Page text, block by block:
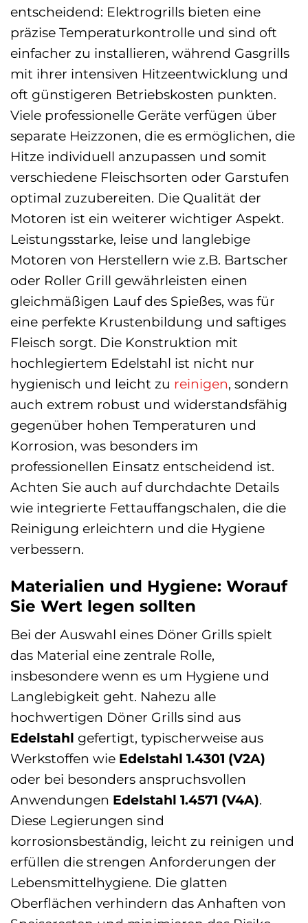
entscheidend: Elektrogrills bieten eine
präzise Temperaturkontrolle und sind oft
einfacher zu installieren, während Gasgrills
mit ihrer intensiven Hitzeentwicklung und
oft günstigeren Betriebskosten punkten.
Viele professionelle Geräte verfügen über
separate Heizzonen, die es ermöglichen, die
Hitze individuell anzupassen und somit
verschiedene Fleischsorten oder Garstufen
optimal zuzubereiten. Die Qualität der
Motoren ist ein weiterer wichtiger Aspekt.
Leistungsstarke, leise und langlebige
Motoren von Herstellern wie z.B. Bartscher
oder Roller Grill gewährleisten einen
gleichmäßigen Lauf des Spießes, was für
eine perfekte Krustenbildung und saftiges
Fleisch sorgt. Die Konstruktion mit
hochlegiertem Edelstahl ist nicht nur
hygienisch und leicht zu reinigen, sondern
auch extrem robust und widerstandsfähig
gegenüber hohen Temperaturen und
Korrosion, was besonders im
professionellen Einsatz entscheidend ist.
Achten Sie auch auf durchdachte Details
wie integrierte Fettauffangschalen, die die
Reinigung erleichtern und die Hygiene
verbessern.
Materialien und Hygiene: Worauf
Sie Wert legen sollten
Bei der Auswahl eines Döner Grills spielt
das Material eine zentrale Rolle,
insbesondere wenn es um Hygiene und
Langlebigkeit geht. Nahezu alle
hochwertigen Döner Grills sind aus
Edelstahl gefertigt, typischerweise aus
Werkstoffen wie Edelstahl 1.4301 (V2A)
oder bei besonders anspruchsvollen
Anwendungen Edelstahl 1.4571 (V4A).
Diese Legierungen sind
korrosionsbeständig, leicht zu reinigen und
erfüllen die strengen Anforderungen der
Lebensmittelhygiene. Die glatten
Oberflächen verhindern das Anhaften von